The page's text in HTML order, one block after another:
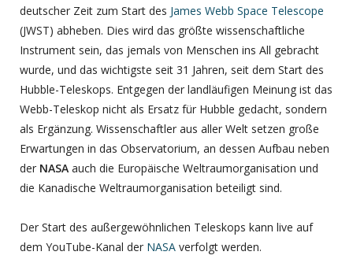
deutscher Zeit zum Start des James Webb Space Telescope
(JWST) abheben. Dies wird das größte wissenschaftliche
Instrument sein, das jemals von Menschen ins All gebracht
wurde, und das wichtigste seit 31 Jahren, seit dem Start des
Hubble-Teleskops. Entgegen der landläufigen Meinung ist das
Webb-Teleskop nicht als Ersatz für Hubble gedacht, sondern
als Ergänzung. Wissenschaftler aus aller Welt setzen große
Erwartungen in das Observatorium, an dessen Aufbau neben
der NASA auch die Europäische Weltraumorganisation und
die Kanadische Weltraumorganisation beteiligt sind.
Der Start des außergewöhnlichen Teleskops kann live auf
dem YouTube-Kanal der NASA verfolgt werden.